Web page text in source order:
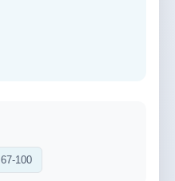
67-100